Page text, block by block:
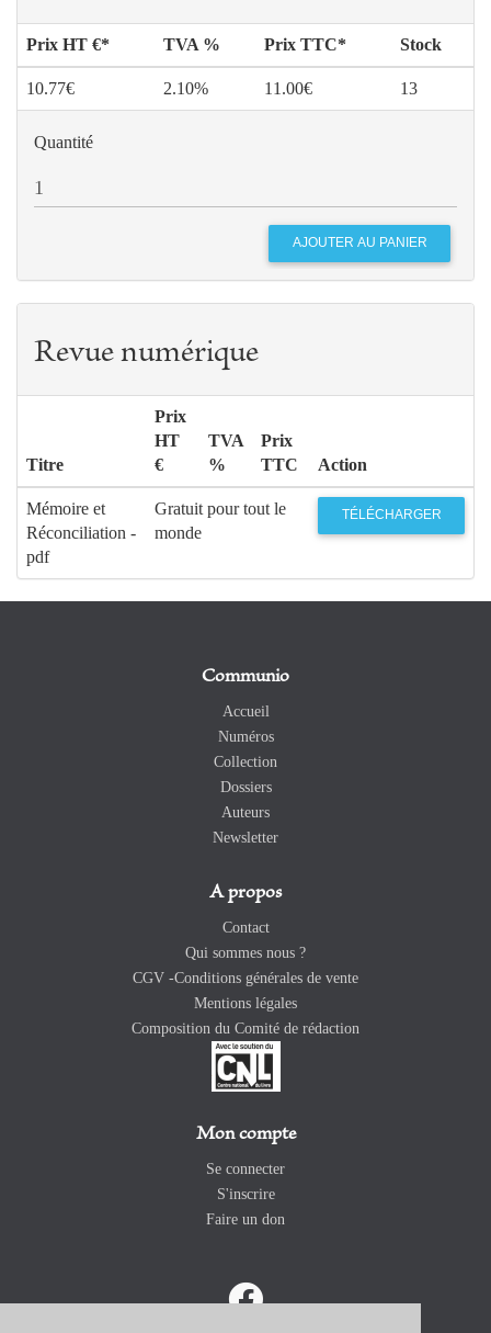
Prix HT €* TVA % Prix TTC* Stock
10.77€ 2.10% 11.00€ 13
Quantité
Revue numérique
Titre
Prix
HT
€
TVA
%
Prix
TTC
Action
Mémoire et
Réconciliation -
pdf
Gratuit pour tout le
monde
TÉLÉCHARGER
Communio
Accueil
Numéros
Collection
Dossiers
Auteurs
Newsletter
A propos
Contact
Qui sommes nous ?
CGV -Conditions générales de vente
Mentions légales
Composition du Comité de rédaction
Mon compte
Se connecter
S'inscrire
Faire un don